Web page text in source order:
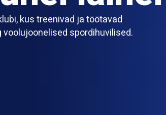
kus treenivad ja töötavad
spordihuvilised.